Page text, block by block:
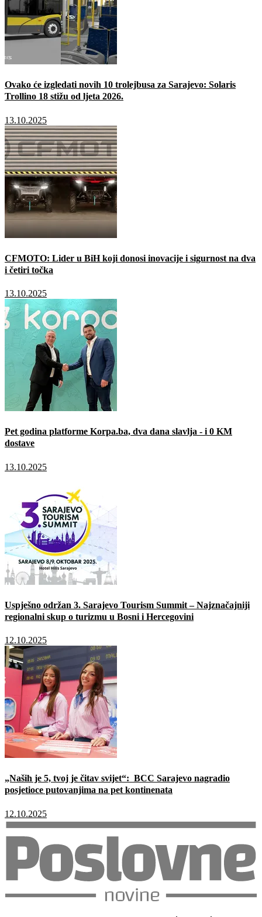
Ovako će izgledati novih 10 trolejbusa za Sarajevo: Solaris
Trollino 18 stižu od ljeta 2026.
13.10.2025
CFMOTO: Lider u BiH koji donosi inovacije i sigurnost na dva
i četiri točka
13.10.2025
Pet godina platforme Korpa.ba, dva dana slavlja - i 0 KM
dostave
13.10.2025
Uspješno održan 3. Sarajevo Tourism Summit – Najznačajniji
regionalni skup o turizmu u Bosni i Hercegovini
12.10.2025
„Naših je 5, tvoj je čitav svijet“: BCC Sarajevo nagradio
posjetioce putovanjima na pet kontinenata
12.10.2025